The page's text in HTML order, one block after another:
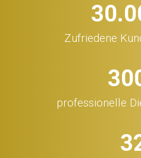
Zufriedene
professionelle